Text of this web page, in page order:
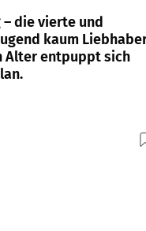
– die vierte und
kaum
Alter entpuppt sich